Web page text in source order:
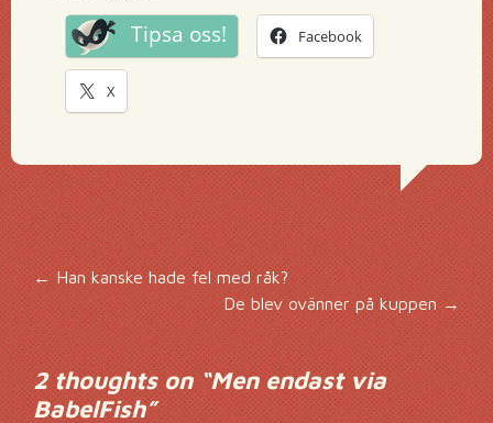
Tipsa oss! Facebook
X
Inläggsnavigering
←Han kanske hade fel med råk?
De blev ovänner på kuppen→
2 thoughts on “Men endast via
BabelFish”